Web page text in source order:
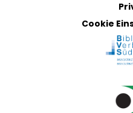
Cookie